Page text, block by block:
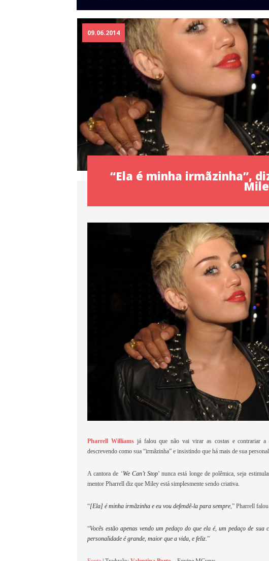
09.06.2014
“Ela é minha irmãzinha”,
Pharrell Williamsjá falou que não vai virar as costas e contrariar a
descrevendo como sua “irmãzinha” e insistindo que há mais de sua
A cantora de ‘We Can’t Stop’ nunca está longe de polêmica, seja
mentor Pharrell diz que Miley está simplesmente sendo criativa.
“[Ela] é minha irmãzinha e eu vou defendê-la para sempre ,” Pharrell
“Vocês estão apenas vendo um pedaço do que ela é, um pedaço de
personalidade é grande, maior que a vida, e feliz. ”